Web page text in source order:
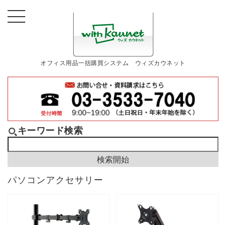
オフィス用品一括購買システム ウィズカウネット
キーワード検索
パソコンアクセサリー